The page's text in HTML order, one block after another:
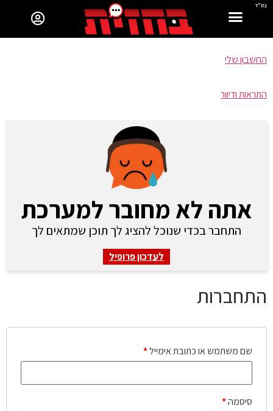
בס"ד
החשבון שלי
התראות ודיוור
אתה לא מחובר למערכת
התחבר בכדי שנוכל להציג לך תוכן שמתאים לך
לעדכון פרופיל
התחברות
שם משתמש או כתובת אימייל*
סיסמה*